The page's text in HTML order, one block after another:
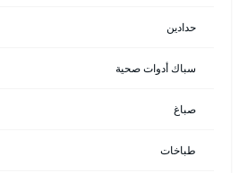
حدادين
سباك أدوات صحية
صباغ
طباخات